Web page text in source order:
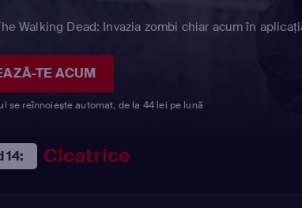
Walking Dead: Invazia zombi chiar acum în
TE ACUM
se reînnoiește automat, de la 44 lei pe lună
14: Cicatrice